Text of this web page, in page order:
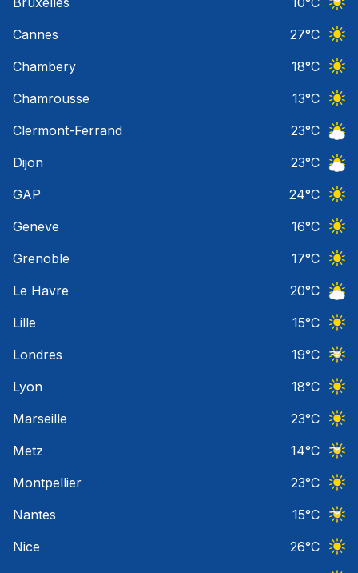
Cannes
27°C
Chambery
18°C
Chamrousse
13°C
Clermont-Ferrand
23°C
Dijon
23°C
GAP
24°C
Geneve
16°C
Grenoble
17°C
Le Havre
20°C
Lille
15°C
Londres
19°C
Lyon
18°C
Marseille
23°C
Metz
14°C
Montpellier
23°C
Nantes
15°C
Nice
26°C